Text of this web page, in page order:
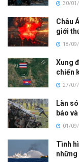
30/
Châu
giới
18/
Xung
chiến
27/
Làn
báo
01/
Tình
những